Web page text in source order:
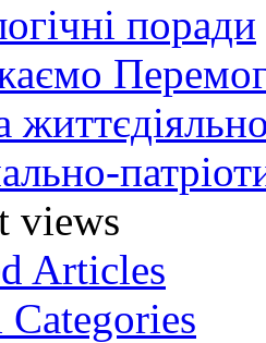
поради
views
Articles